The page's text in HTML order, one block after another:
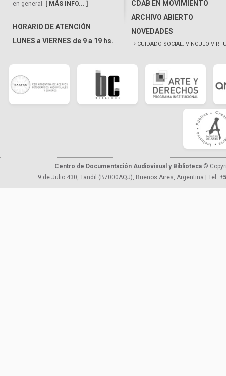
en general. [ MÁS INFO... ]
HORARIO DE ATENCIÓN
LUNES a VIERNES de 9 a 19 hs.
CDAB EN MOVIMIENTO
ARCHIVO ABIERTO
NOVEDADES
CUIDADO SOCIAL. VÍNCULO
Centro de Documentación Audiovisual y Biblioteca ©
9 de Julio 430, Tandil (B7000AQJ), Buenos Aires, Argentina | Tel.